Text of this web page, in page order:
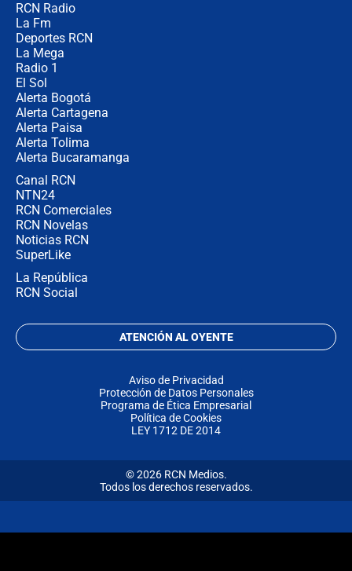
RCN Radio
La Fm
Deportes RCN
La Mega
Radio 1
El Sol
Alerta Bogotá
Alerta Cartagena
Alerta Paisa
Alerta Tolima
Alerta Bucaramanga
Canal RCN
NTN24
RCN Comerciales
RCN Novelas
Noticias RCN
SuperLike
La República
RCN Social
ATENCIÓN AL OYENTE
Aviso de Privacidad
Protección de Datos Personales
Programa de Ética Empresarial
Política de Cookies
LEY 1712 DE 2014
© 2026 RCN Medios.
Todos los derechos reservados.